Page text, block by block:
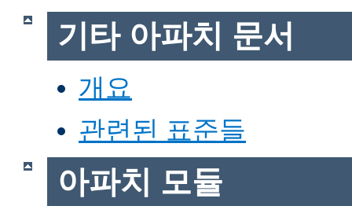
기타 아파치 문서
개요
관련된 표준들
아파치 모듈